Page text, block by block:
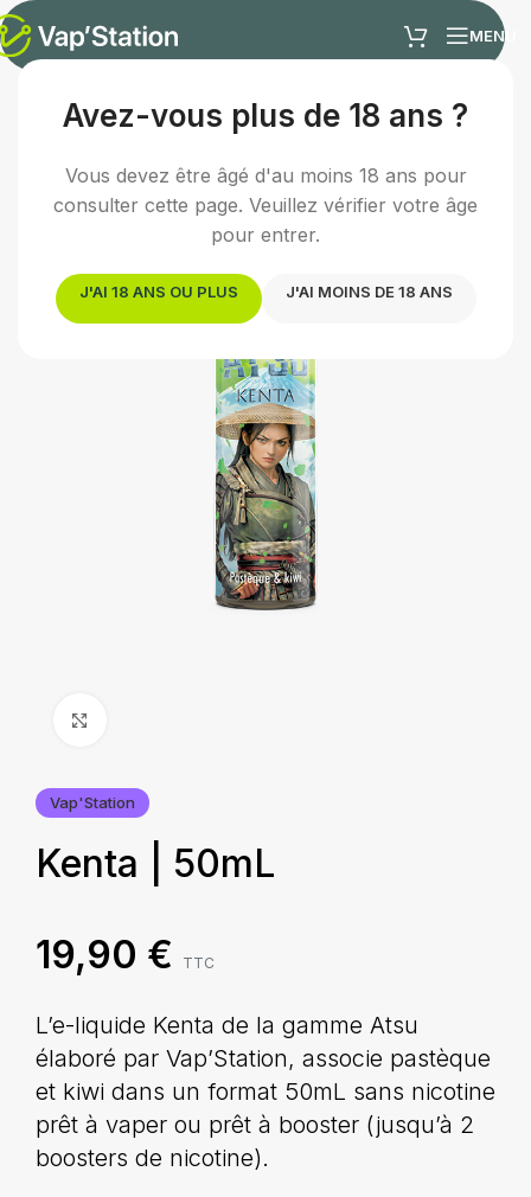
Avez-vous plus de 18 ans ?
Vous devez être âgé d'au moins 18 ans pour
consulter cette page. Veuillez vérifier votre âge
pour entrer.
J'AI 18 ANS OU PLUS J'AI MOINS DE 18 ANS
MENU
Accueil /E-liquides/E-liquide fruité
Vap'Station
Kenta | 50mL
19,90 € TTC
L’e-liquide Kenta de la gamme Atsu
élaboré par Vap’Station, associe pastèque
et kiwi dans un format 50mL sans nicotine
prêt à vaper ou prêt à booster (jusqu’à 2
boosters de nicotine).